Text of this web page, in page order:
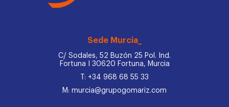
Sede Murcia_
C/ Sodales, 52 Buzón 25 Pol. Ind.
Fortuna I 30620 Fortuna, Murcia
T: +34 968 68 55 33
M: murcia@grupogomariz.com